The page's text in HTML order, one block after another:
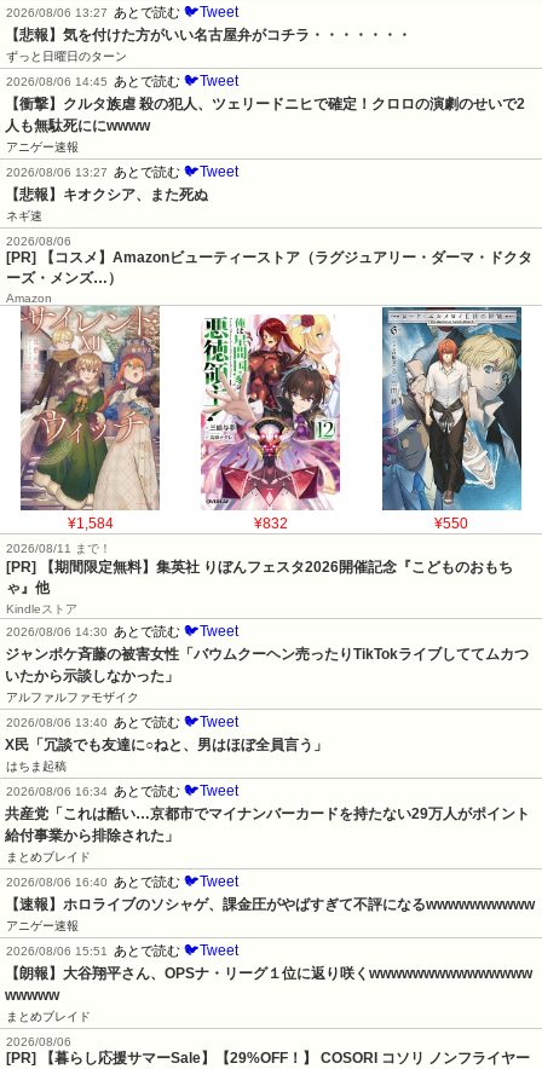
2026/08/06 13:27
あとで読む 🐦Tweet
【悲報】気を付けた方がいい名古屋弁がコチラ・・・・・・・
ずっと日曜日のターン
2026/08/06 14:45
あとで読む 🐦Tweet
【衝撃】クルタ族虐 殺の犯人、ツェリードニヒで確定！クロロの演劇のせいで2
人も無駄死ににwwww
アニゲー速報
2026/08/06 13:27
あとで読む 🐦Tweet
【悲報】キオクシア、また死ぬ
ネギ速
2026/08/06
[PR] 【コスメ】Amazonビューティーストア（ラグジュアリー・ダーマ・ドクタ
ーズ・メンズ…）
Amazon
¥1,584 ¥832 ¥550
2026/08/11 まで！
[PR] 【期間限定無料】集英社 りぼんフェスタ2026開催記念『こどものおもち
ゃ』他
Kindleストア
2026/08/06 14:30
あとで読む 🐦Tweet
ジャンポケ斉藤の被害女性「バウムクーヘン売ったりTikTokライブしててムカつ
いたから示談しなかった」
アルファルファモザイク
2026/08/06 13:40
あとで読む 🐦Tweet
X民「冗談でも友達に○ねと、男はほぼ全員言う」
はちま起稿
2026/08/06 16:34 あとで読む 🐦Tweet
共産党「これは酷い…京都市でマイナンバーカードを持たない29万人がポイント
給付事業から排除された」
まとめブレイド
2026/08/06 16:40
あとで読む 🐦Tweet
【速報】ホロライブのソシャゲ、課金圧がやばすぎて不評になるwwwwwwwwww
アニゲー速報
2026/08/06 15:51
あとで読む 🐦Tweet
【朗報】大谷翔平さん、OPSナ・リーグ１位に返り咲くwwwwwwwwwwwwwww
wwwww
まとめブレイド
2026/08/06
[PR] 【暮らし応援サマーSale】【29%OFF！】 COSORI コソリ ノンフライヤー